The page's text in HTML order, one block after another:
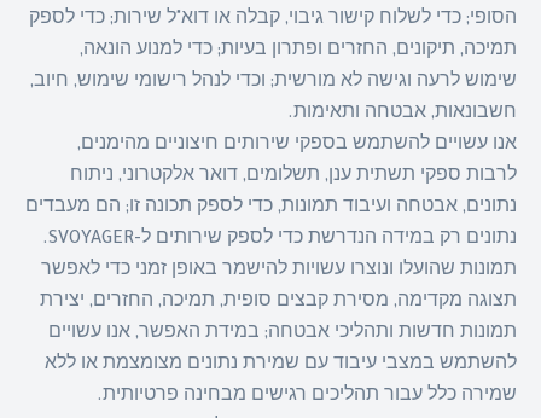
הסופי; כדי לשלוח קישור גיבוי, קבלה או דוא"ל שירות; כדי לספק
תמיכה, תיקונים, החזרים ופתרון בעיות; כדי למנוע הונאה,
שימוש לרעה וגישה לא מורשית; וכדי לנהל רישומי שימוש, חיוב,
חשבונאות, אבטחה ותאימות.
אנו עשויים להשתמש בספקי שירותים חיצוניים מהימנים,
לרבות ספקי תשתית ענן, תשלומים, דואר אלקטרוני, ניתוח
נתונים, אבטחה ועיבוד תמונות, כדי לספק תכונה זו; הם מעבדים
נתונים רק במידה הנדרשת כדי לספק שירותים ל-SVOYAGER.
תמונות שהועלו ונוצרו עשויות להישמר באופן זמני כדי לאפשר
תצוגה מקדימה, מסירת קבצים סופית, תמיכה, החזרים, יצירת
תמונות חדשות ותהליכי אבטחה; במידת האפשר, אנו עשויים
להשתמש במצבי עיבוד עם שמירת נתונים מצומצמת או ללא
שמירה כלל עבור תהליכים רגישים מבחינה פרטיותית.